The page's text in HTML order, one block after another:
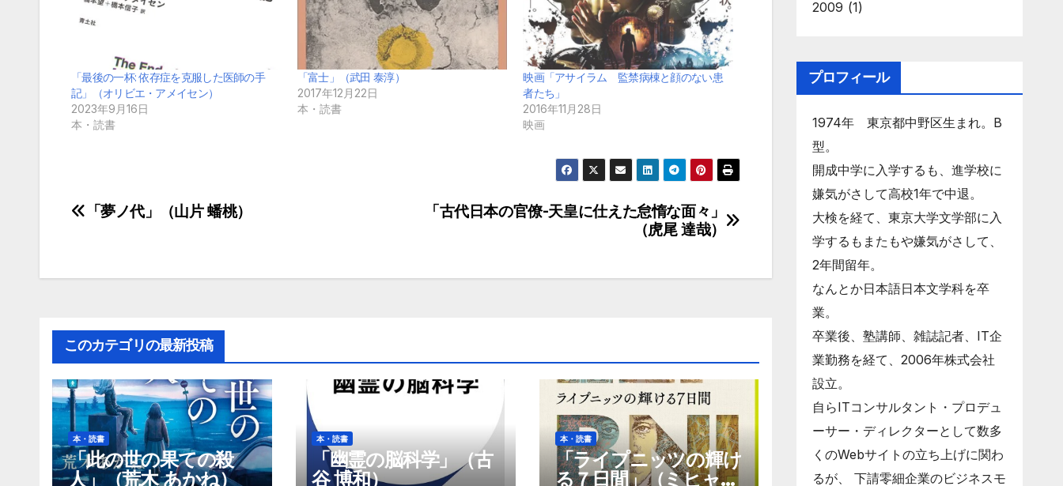
「最後の一杯: 依存症を克服した医師の手
記」（オリビエ・アメイセン）
2023年9月16日
本・読書
「富士」（武田 泰淳）
2017年12月22日
本・読書
映画「アサイラム 監禁病棟と顔のない患
者たち」
2016年11月28日
映画
投
ナ
ゲ
ー
シ
ョ
ン
「古代日本の官僚-天皇に仕えた怠惰な面々」
（虎尾 達哉）
「夢ノ代」（山片 蟠桃）
このカテゴリの最新投稿
本・読書
「此の世の果ての殺
人」（荒木 あかね）
本・読書
「幽霊の脳科学」（古
谷 博和）
本・読書
「ライプニッツの輝け
る７日間」（ミヒャエ
2009 (1)
プロフィール
1974年 東京都中野区生まれ。B
型。
開成中学に入学するも、進学校に
嫌気がさして高校1年で中退。
大検を経て、東京大学文学部に入
学するもまたもや嫌気がさして、
2年間留年。
なんとか日本語日本文学科を卒
業。
卒業後、塾講師、雑誌記者、IT企
業勤務を経て、2006年株式会社
設立。
自らITコンサルタント・プロデュ
ーサー・ディレクターとして数多
くのWebサイトの立ち上げに関わ
るが、 下請零細企業のビジネスモ